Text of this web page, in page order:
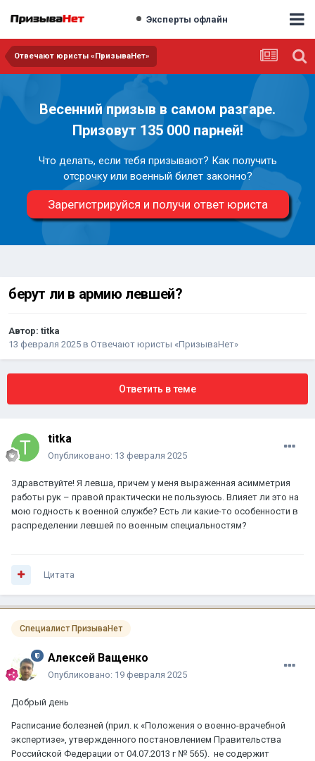
Эксперты офлайн
Отвечают юристы «ПризываНет»
Весенний призыв в самом разгаре.
Призовут 135 000 парней!
Что делать, если тебя призывают? Как получить
отсрочку или военный билет законно?
Зарегистрируйся и получи ответ юриста
берут ли в армию левшей?
Автор: titka
13 февраля 2025 в Отвечают юристы «ПризываНет»
Ответить в теме
titka
Опубликовано: 13 февраля 2025
Здравствуйте! Я левша, причем у меня выраженная асимметрия
работы рук – правой практически не пользуюсь. Влияет ли это на
мою годность к военной службе? Есть ли какие-то особенности в
распределении левшей по военным специальностям?
Цитата
Специалист ПризываНет
Алексей Ващенко
Опубликовано: 19 февраля 2025
Добрый день
Расписание болезней (прил. к «Положения о военно-врачебной
экспертизе», утвержденного постановлением Правительства
Российской Федерации от 04.07.2013 г № 565). не содержит